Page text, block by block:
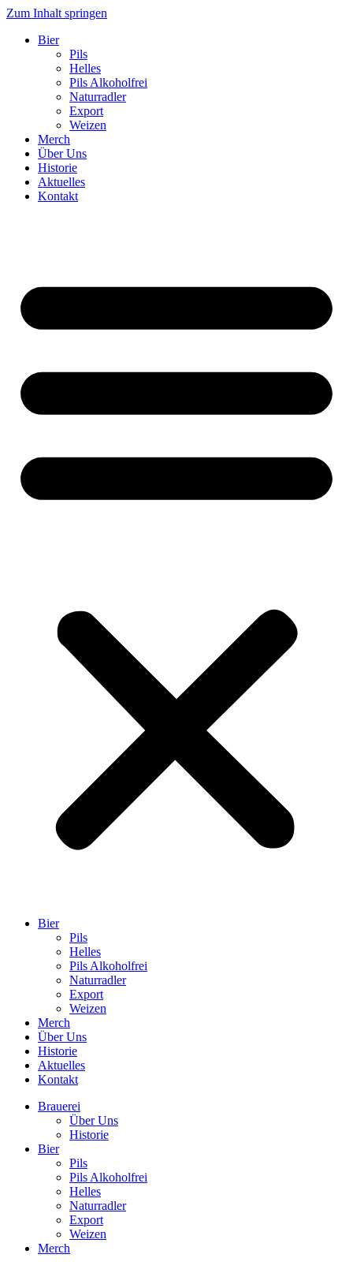
Zum Inhalt springen
Bier
Pils
Helles
Pils Alkoholfrei
Naturradler
Export
Weizen
Merch
Über Uns
Historie
Aktuelles
Kontakt
Bier
Pils
Helles
Pils Alkoholfrei
Naturradler
Export
Weizen
Merch
Über Uns
Historie
Aktuelles
Kontakt
Brauerei
Über Uns
Historie
Bier
Pils
Pils Alkoholfrei
Helles
Naturradler
Export
Weizen
Merch